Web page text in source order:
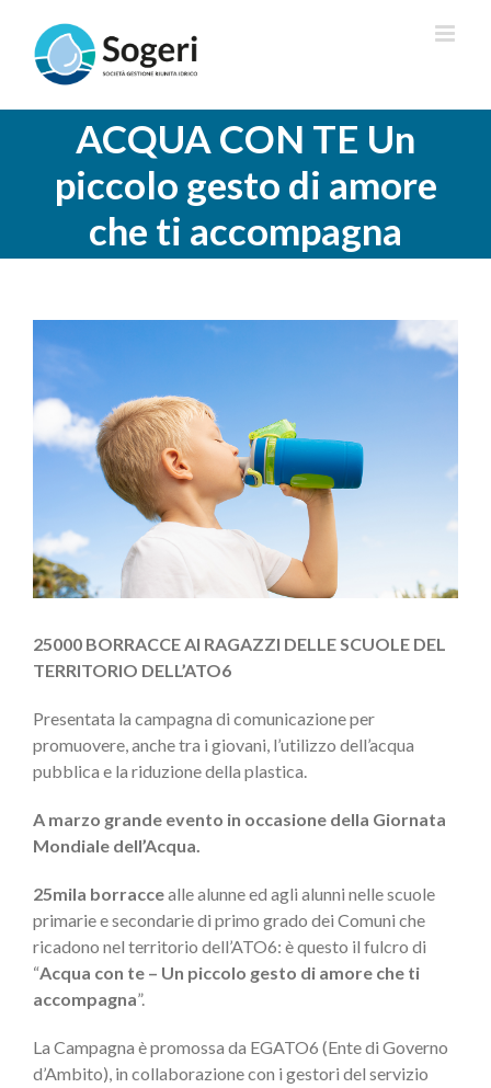
contenuto
ACQUA CON TE Un
piccolo gesto di amore
che ti accompagna
25000 BORRACCE AI RAGAZZI DELLE SCUOLE DEL
TERRITORIO DELL’ATO6
Presentata la campagna di comunicazione per
promuovere, anche tra i giovani, l’utilizzo dell’acqua
pubblica e la riduzione della plastica.
A marzo grande evento in occasione della Giornata
Mondiale dell’Acqua.
25mila borraccealle alunne ed agli alunni nelle scuole
primarie e secondarie di primo grado dei Comuni che
ricadono nel territorio dell’ATO6: è questo il fulcro di
“Acqua con te – Un piccolo gesto di amore che ti
accompagna”.
La Campagna è promossa da EGATO6 (Ente di Governo
d’Ambito), in collaborazione con i gestori del servizio